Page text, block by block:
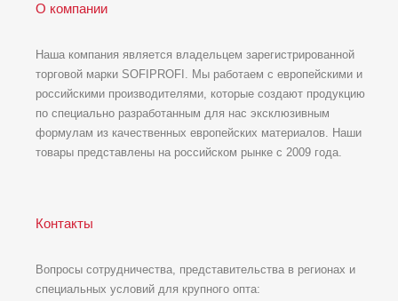
О компании
Наша компания является владельцем зарегистрированной
торговой марки SOFIPROFI. Мы работаем с европейскими и
российскими производителями, которые создают продукцию
по специально разработанным для нас эксклюзивным
формулам из качественных европейских материалов. Наши
товары представлены на российском рынке с 2009 года.
Контакты
Вопросы сотрудничества, представительства в регионах и
специальных условий для крупного опта: